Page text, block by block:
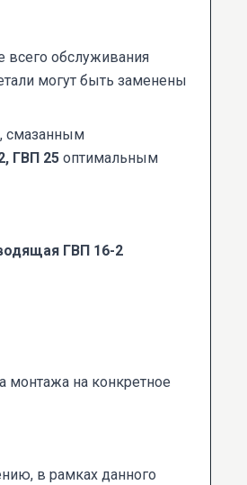
обслуживания
могут быть заменены
смазанным
ГВП 25 оптимальным
ГВП 16-2
монтажа на конкретное
в рамках данного